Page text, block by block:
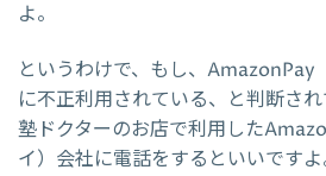
よ。
というわけで、もし、AmazonPay
に不正利用されている、と判断さ
塾ドクターのお店で利用した
イ）会社に電話をするといいですよ